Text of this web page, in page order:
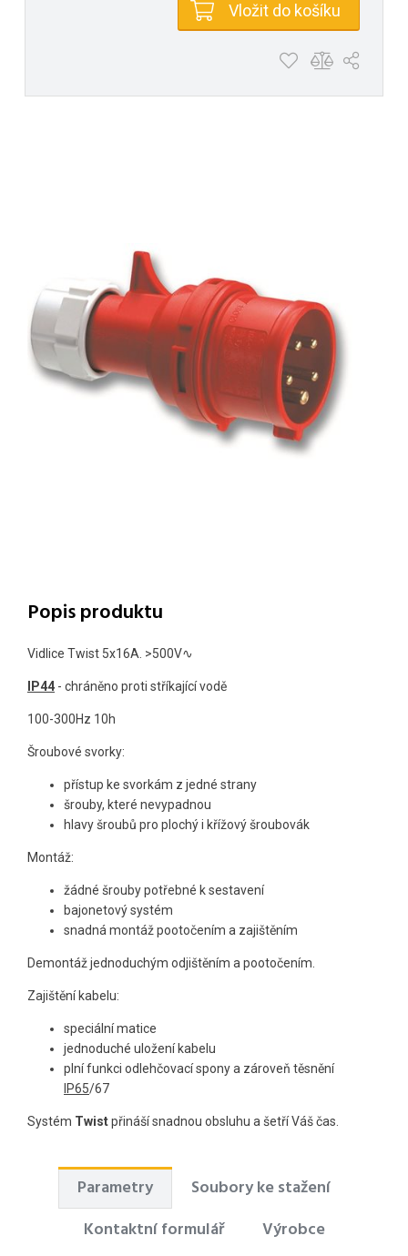
Vložit do košíku
Popis produktu
Vidlice Twist 5x16A. >500V∿
IP44 - chráněno proti stříkající vodě
100-300Hz 10h
Šroubové svorky:
přístup ke svorkám z jedné strany
šrouby, které nevypadnou
hlavy šroubů pro plochý i křížový šroubovák
Montáž:
žádné šrouby potřebné k sestavení
bajonetový systém
snadná montáž pootočením a zajištěním
Demontáž jednoduchým odjištěním a pootočením.
Zajištění kabelu:
speciální matice
jednoduché uložení kabelu
plní funkci odlehčovací spony a zároveň těsnění
IP65/67
Systém Twistpřináší snadnou obsluhu a šetří Váš čas.
Parametry
Soubory ke stažení
Kontaktní formulář
Výrobce